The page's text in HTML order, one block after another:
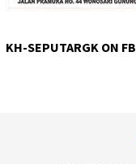
KH-SEPUTARGK ON FB